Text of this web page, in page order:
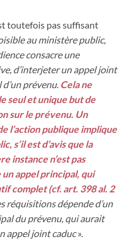
toutefois pas suffisant
au ministère public,
consacre une
d’interjeter un appel joint
prévenu. Cela ne
seul et unique but de
sur le prévenu. Un
l’action publique implique
s’il est d’avis que la
instance n’est pas
appel principal, qui
complet (cf. art. 398 al. 2
réquisitions dépende d’un
du prévenu, qui aurait
appel joint caduc».